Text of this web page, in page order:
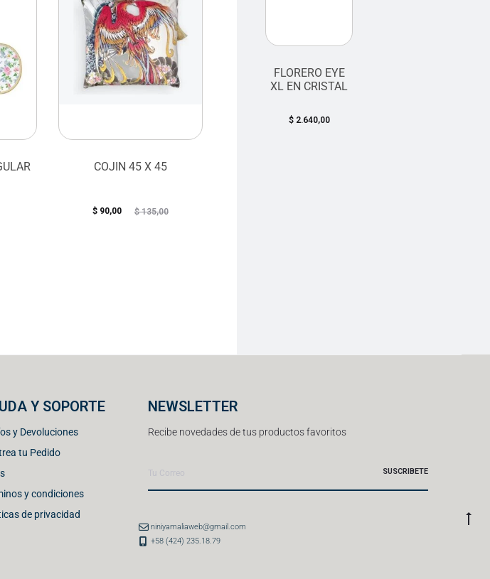
COJIN 45 X 45
$135,00
$90,00
FLORERO EYE
XL EN CRISTAL
$2.640,00
Y SOPORTE
y Devoluciones
tu Pedido
y condiciones
de privacidad
NEWSLETTER
Recibe novedades de tus productos favoritos
niniyamaliaweb@gmail.com
+58 (424) 235.18.79